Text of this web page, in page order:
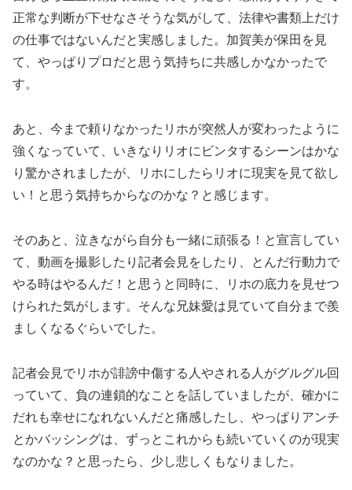
正常な判断が下せなさそうな気がして、法律や書類上だけ
の仕事ではないんだと実感しました。加賀美が保田を見
て、やっぱりプロだと思う気持ちに共感しかなかったで
す。
あと、今まで頼りなかったリホが突然人が変わったように
強くなっていて、いきなりリオにビンタするシーンはかな
り驚かされましたが、リホにしたらリオに現実を見て欲し
い！と思う気持ちからなのかな？と感じます。
そのあと、泣きながら自分も一緒に頑張る！と宣言してい
て、動画を撮影したり記者会見をしたり、とんだ行動力で
やる時はやるんだ！と思うと同時に、リホの底力を見せつ
けられた気がします。そんな兄妹愛は見ていて自分まで羨
ましくなるぐらいでした。
記者会見でリホが誹謗中傷する人やされる人がグルグル回
っていて、負の連鎖的なことを話していましたが、確かに
だれも幸せになれないんだと痛感したし、やっぱりアンチ
とかバッシングは、ずっとこれからも続いていくのが現実
なのかな？と思ったら、少し悲しくもなりました。